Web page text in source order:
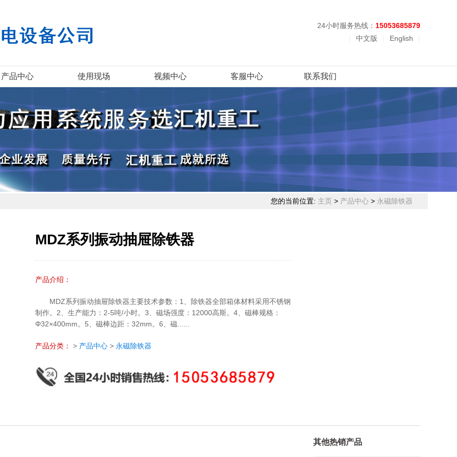
24小时服务热线： 15053685879
中文版 English
产品中心 使用现场 视频中心 客服中心 联系我们
您的当前位置: 主页 > 产品中心 > 永磁除铁器
MDZ系列振动抽屉除铁器
产品介绍：
MDZ系列振动抽屉除铁器主要技术参数：1、除铁器全部箱体材料采用不锈钢
制作。2、生产能力：2-5吨/小时。3、磁场强度：12000高斯。4、磁棒规格：
Φ32×400mm。5、磁棒边距：32mm。6、磁......
产品分类： > 产品中心 > 永磁除铁器
其他热销产品